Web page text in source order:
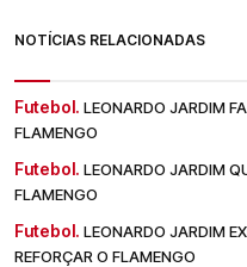
NOTÍCIAS RELACIONADAS
Futebol. LEONARDO JARDIM
FLAMENGO
Futebol. LEONARDO JARDIM
FLAMENGO
Futebol. LEONARDO JARDIM
REFORÇAR O FLAMENGO